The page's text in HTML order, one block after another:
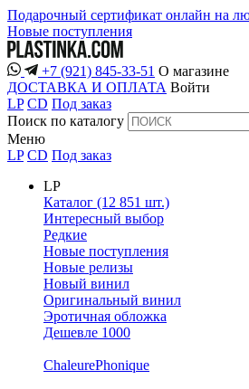
Подарочный сертификат онлайн на
Новые поступления
+7 (921) 845-33-51 О магазине
ДОСТАВКА И ОПЛАТА Войти
LP CD Под заказ
Поиск по каталогу
Меню
LP CD Под заказ
LP
Каталог (12 851 шт.)
Интересный выбор
Редкие
Новые поступления
Новые релизы
Новый винил
Оригинальный винил
Эротичная обложка
Дешевле 1000
ChaleurePhonique